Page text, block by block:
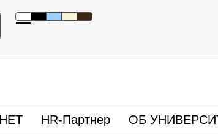
HR-Партнер ОБ